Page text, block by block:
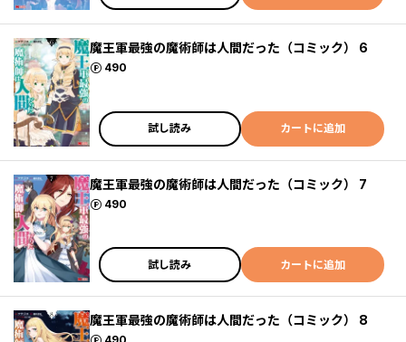
魔王軍最強の魔術師は人間だった（コミック） 6
490
ポイント
試し読み カートに追加
魔王軍最強の魔術師は人間だった（コミック） 7
490
ポイント
試し読み カートに追加
魔王軍最強の魔術師は人間だった（コミック） 8